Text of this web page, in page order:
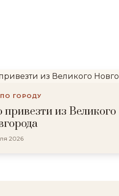
ГОРОДУ
привезти из Великого
2026